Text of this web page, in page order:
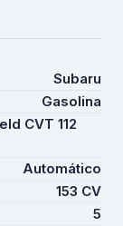
Subaru
Gasolina
CVT 112
Automático
153 CV
5